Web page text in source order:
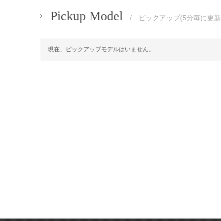
Pickup Model / ピックアップ(5分毎に更
現在、ピックアップモデルはいません。